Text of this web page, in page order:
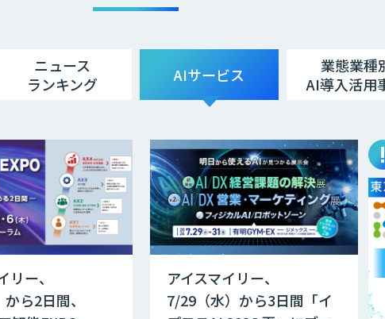
ニュース
ランキング
AIサービス
業態業種
AI導入活用
リー、
ら2日間、
アイスマイリー、
7/29（水）から3日間「イ